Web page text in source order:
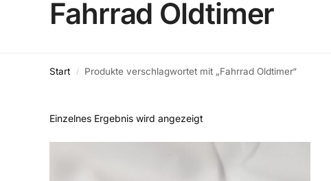
Fahrrad Oldtimer
Start / Produkte verschlagwortet mit „Fahrrad Oldtimer“
Einzelnes Ergebnis wird angezeigt